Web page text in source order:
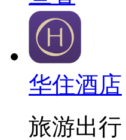
华住酒店
旅游出行